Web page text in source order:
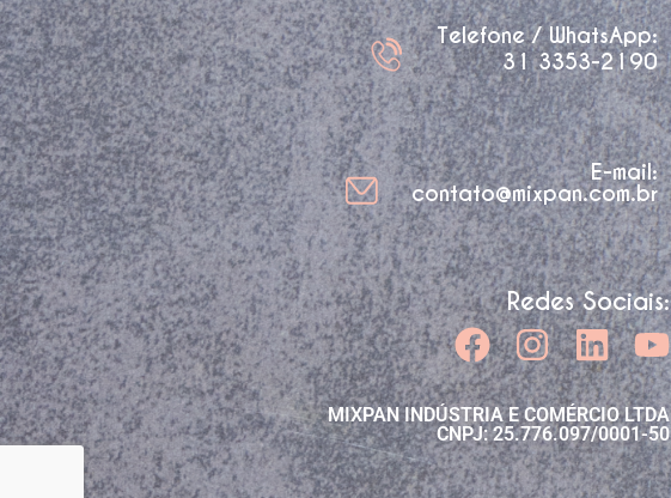
Telefone / WhatsApp:
31 3353-2190
E-mail:
contato@mixpan.com.br
Redes Sociais:
MIXPAN INDÚSTRIA E COMÉRCIO LTDA
CNPJ: 25.776.097/0001-50